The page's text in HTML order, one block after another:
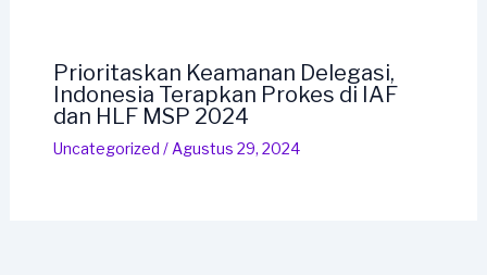
Prioritaskan Keamanan Delegasi,
Indonesia Terapkan Prokes di IAF
dan HLF MSP 2024
Uncategorized /Agustus 29, 2024